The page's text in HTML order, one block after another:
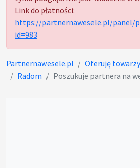
Link do płatności:
https://partnernawesele.pl/panel/
id=983
Partnernawesele.pl Oferuję
Radom
Poszukuje partnera na